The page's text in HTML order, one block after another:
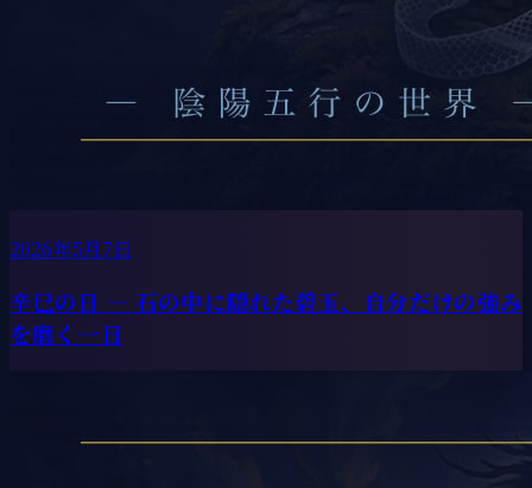
2026年5月7日
辛巳の日 ― 石の中に隠れた碧玉、自分だけの強み
を磨く一日